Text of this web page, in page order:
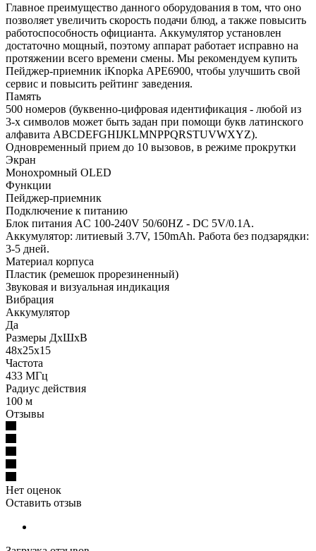
Главное преимущество данного оборудования в том, что оно
позволяет увеличить скорость подачи блюд, а также повысить
работоспособность официанта. Аккумулятор установлен
достаточно мощный, поэтому аппарат работает исправно на
протяжении всего времени смены. Мы рекомендуем купить
Пейджер-приемник iKnopka АРЕ6900, чтобы улучшить свой
сервис и повысить рейтинг заведения.
Память
500 номеров (буквенно-цифровая идентификация - любой из
3-х символов может быть задан при помощи букв латинского
алфавита ABCDEFGHIJKLMNPPQRSTUVWXYZ).
Одновременный прием до 10 вызовов, в режиме прокрутки
Экран
Монохромный OLED
Функции
Пейджер-приемник
Подключение к питанию
Блок питания AC 100-240V 50/60HZ - DC 5V/0.1A.
Аккумулятор: литиевый 3.7V, 150mAh. Работа без подзарядки:
3-5 дней.
Материал корпуса
Пластик (ремешок прорезиненный)
Звуковая и визуальная индикация
Вибрация
Аккумулятор
Да
Размеры ДхШхВ
48х25х15
Частота
433 МГц
Радиус действия
100 м
Отзывы
Нет оценок
Оставить отзыв